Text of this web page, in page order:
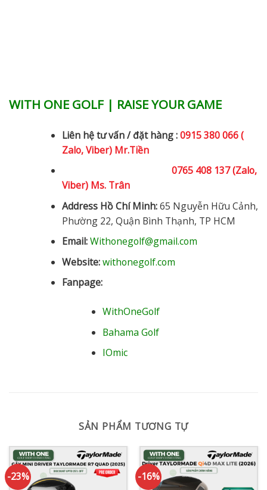
WITH ONE GOLF | RAISE YOUR GAME
Liên hệ tư vấn / đặt hàng :0915 380 066 (
Zalo, Viber) Mr.Tiền
0765 408 137 (Zalo,
Viber) Ms. Trân
Address Hồ Chí Minh:65 Nguyễn Hữu Cảnh,
Phường 22, Quận Bình Thạnh, TP HCM
Email:Withonegolf@gmail.com
Website:withonegolf.com
Fanpage:
WithOneGolf
Bahama Golf
IOmic
SẢN PHẨM TƯƠNG TỰ
-23% -16%